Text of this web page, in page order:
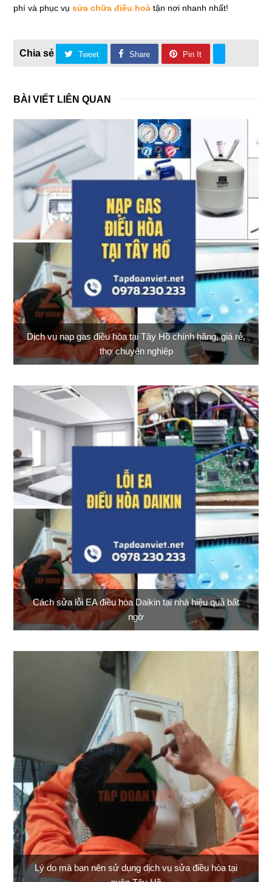
phí và phục vụsửa chữa điều hoà tận nơi nhanh nhất!
Tweet Share Pin It
BÀI VIẾT LIÊN QUAN
Dịch vụ nạp gas điều hòa tại Tây Hồ chính hãng, giá rẻ,
thợ chuyên nghiệp
Cách sửa lỗi EA điều hòa Daikin tại nhà hiệu quả bất
ngờ
Lý do mà bạn nên sử dụng dịch vụ sửa điều hòa tại